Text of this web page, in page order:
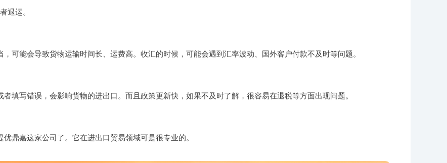
退运。
，可能会导致货物运输时间长、运费高。收汇的时候，可能会遇到汇率波动、国外客户付款不及时等问题。
者填写错误，会影响货物的进出口。而且政策更新快，如果不及时了解，很容易在退税等方面出现问题。
优鼎嘉这家公司了。它在进出口贸易领域可是很专业的。